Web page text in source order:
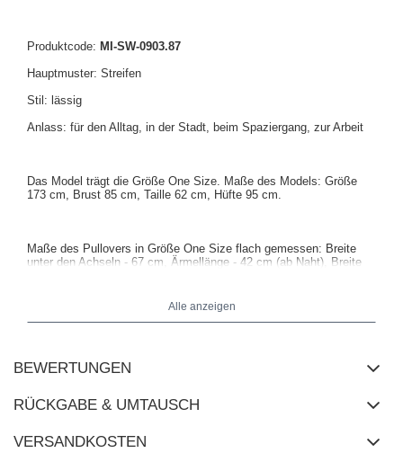
Produktcode: MI-SW-0903.87
Hauptmuster: Streifen
Stil: lässig
Anlass: für den Alltag, in der Stadt, beim Spaziergang, zur Arbeit
Das Model trägt die Größe One Size. Maße des Models: Größe
173 cm, Brust 85 cm, Taille 62 cm, Hüfte 95 cm.
Maße des Pullovers in Größe One Size flach gemessen: Breite
unter den Achseln - 67 cm, Ärmellänge - 42 cm (ab Naht), Breite
Alle anzeigen
BEWERTUNGEN
RÜCKGABE & UMTAUSCH
VERSANDKOSTEN